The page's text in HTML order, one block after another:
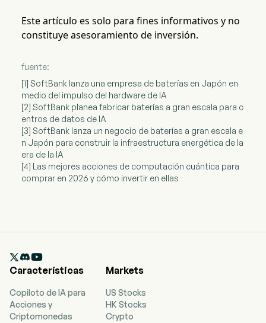
Este artículo es solo para fines informativos y no
constituye asesoramiento de inversión.
fuente:
[1] SoftBank lanza una empresa de baterías en Japón en
medio del impulso del hardware de IA
[2] SoftBank planea fabricar baterías a gran escala para c
entros de datos de IA
[3] SoftBank lanza un negocio de baterías a gran escala e
n Japón para construir la infraestructura energética de la
era de la IA
[4] Las mejores acciones de computación cuántica para
comprar en 2026 y cómo invertir en ellas

Características
Copiloto de IA para
Acciones y
Criptomonedas
Markets
US Stocks
HK Stocks
Crypto